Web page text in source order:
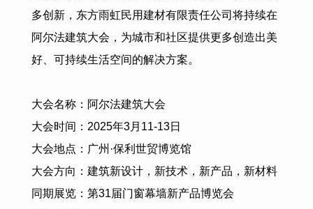
多创新， 东方雨虹民用建材有限责任公司 将持续在
阿尔法建筑大会，为城市和社区提供更多创造出美
好、可持续生活空间的解决方案。
大会名称：阿尔法建筑大会
大会时间： 2025年3月 11-13日
大会地点：广州·保利世贸博览馆
大会方向：建筑新设计，新技术，新产品，新材料
同期展览：第31届门窗幕墙新产品博览会